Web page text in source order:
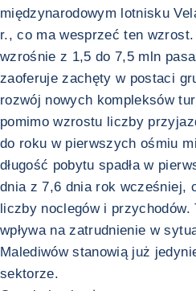
międzynarodowym lotnisku
r., co ma wesprzeć ten
wzrośnie z 1,5 do 7,5 mln
zaoferuje zachęty w postaci
rozwój nowych kompleksów
pomimo wzrostu liczby
do roku w pierwszych ośmiu
długość pobytu spadła w
dnia z 7,6 dnia rok wcześniej,
liczby noclegów i przychodów.
wpływa na zatrudnienie w
Malediwów stanowią już
sektorze.